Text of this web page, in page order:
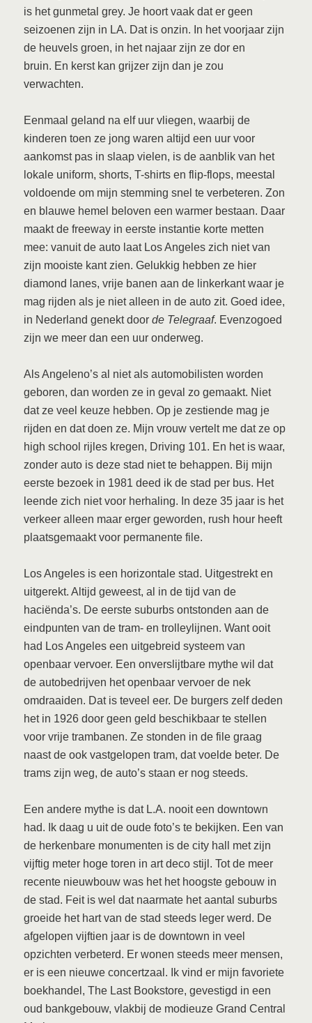
is het gunmetal grey. Je hoort vaak dat er geen
seizoenen zijn in LA. Dat is onzin. In het voorjaar zijn
de heuvels groen, in het najaar zijn ze dor en
bruin. En kerst kan grijzer zijn dan je zou
verwachten.
Eenmaal geland na elf uur vliegen, waarbij de
kinderen toen ze jong waren altijd een uur voor
aankomst pas in slaap vielen, is de aanblik van het
lokale uniform, shorts, T-shirts en flip-flops, meestal
voldoende om mijn stemming snel te verbeteren. Zon
en blauwe hemel beloven een warmer bestaan. Daar
maakt de freeway in eerste instantie korte metten
mee: vanuit de auto laat Los Angeles zich niet van
zijn mooiste kant zien. Gelukkig hebben ze hier
diamond lanes, vrije banen aan de linkerkant waar je
mag rijden als je niet alleen in de auto zit. Goed idee,
in Nederland genekt doorde Telegraaf. Evenzogoed
zijn we meer dan een uur onderweg.
Als Angeleno’s al niet als automobilisten worden
geboren, dan worden ze in geval zo gemaakt. Niet
dat ze veel keuze hebben. Op je zestiende mag je
rijden en dat doen ze. Mijn vrouw vertelt me dat ze op
high school rijles kregen, Driving 101. En het is waar,
zonder auto is deze stad niet te behappen. Bij mijn
eerste bezoek in 1981 deed ik de stad per bus. Het
leende zich niet voor herhaling. In deze 35 jaar is het
verkeer alleen maar erger geworden, rush hour heeft
plaatsgemaakt voor permanente file.
Los Angeles is een horizontale stad. Uitgestrekt en
uitgerekt. Altijd geweest, al in de tijd van de
haciënda’s. De eerste suburbs ontstonden aan de
eindpunten van de tram- en trolleylijnen. Want ooit
had Los Angeles een uitgebreid systeem van
openbaar vervoer. Een onverslijtbare mythe wil dat
de autobedrijven het openbaar vervoer de nek
omdraaiden. Dat is teveel eer. De burgers zelf deden
het in 1926 door geen geld beschikbaar te stellen
voor vrije trambanen. Ze stonden in de file graag
naast de ook vastgelopen tram, dat voelde beter. De
trams zijn weg, de auto’s staan er nog steeds.
Een andere mythe is dat L.A. nooit een downtown
had. Ik daag u uit de oude foto’s te bekijken. Een van
de herkenbare monumenten is de city hall met zijn
vijftig meter hoge toren in art deco stijl. Tot de meer
recente nieuwbouw was het het hoogste gebouw in
de stad. Feit is wel dat naarmate het aantal suburbs
groeide het hart van de stad steeds leger werd. De
afgelopen vijftien jaar is de downtown in veel
opzichten verbeterd. Er wonen steeds meer mensen,
er is een nieuwe concertzaal. Ik vind er mijn favoriete
boekhandel, The Last Bookstore, gevestigd in een
oud bankgebouw, vlakbij de modieuze Grand Central